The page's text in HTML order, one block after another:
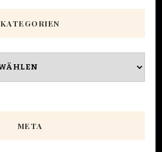
KATEGORIEN
META